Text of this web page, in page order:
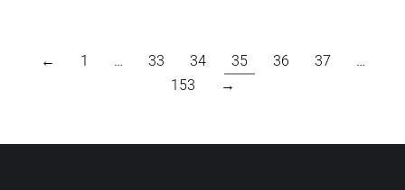
← 1 … 33 34 35 36 37
…
153
→